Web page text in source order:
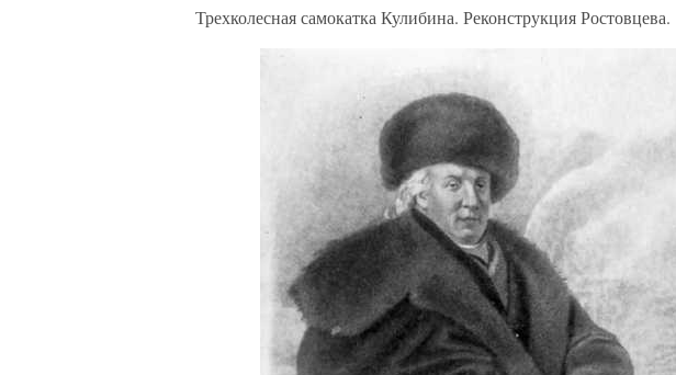
Трехколесная самокатка Кулибина. Реконструкция Ростовцева.